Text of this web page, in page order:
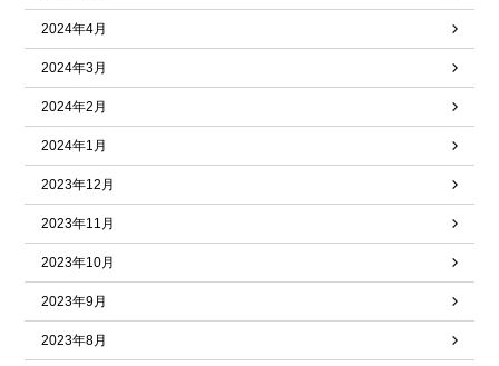
2024年4月
2024年3月
2024年2月
2024年1月
2023年12月
2023年11月
2023年10月
2023年9月
2023年8月